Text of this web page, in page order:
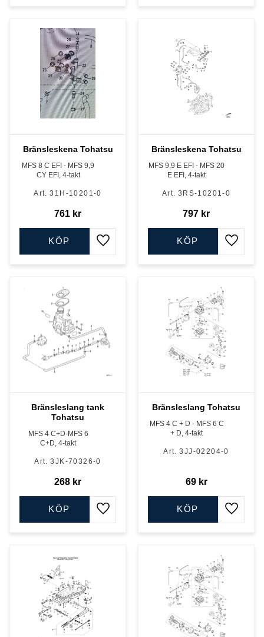
Bränsleskena Tohatsu
MFS 8 C EFI - MFS 9,9
CY EFI, 4-takt
31H-10201-0
761 kr
Lägg till i favoriter
KÖP
Bränsleskena Tohatsu
MFS 9,9 E EFI - MFS 20
E EFI, 4-takt
3RS-10201-0
797 kr
Lägg
KÖP
Bränsleslang tank
Tohatsu
MFS 4 C+D-MFS 6
C+D, 4-takt
3JK-70326-0
268 kr
Lägg till i favoriter
KÖP
Bränsleslang Tohatsu
MFS 4 C + D - MFS 6 C
+ D, 4-takt
3JJ-02204-0
69kr
Lägg
KÖP